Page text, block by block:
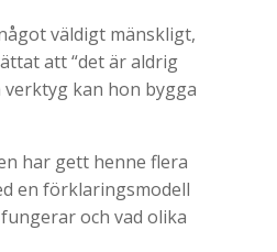
väldigt mänskligt,
att “det är aldrig
verktyg kan hon bygga
har gett henne flera
en förklaringsmodell
och vad olika